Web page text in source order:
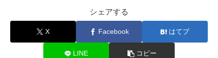
シェアする
X Facebook はてブ
LINE コピー